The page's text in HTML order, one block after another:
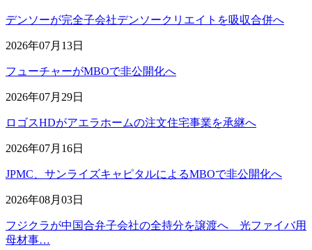
デンソーが完全子会社デンソークリエイトを吸収合併へ
2026年07月13日
フューチャーがMBOで非公開化へ
2026年07月29日
ロゴスHDがアエラホームの注文住宅事業を承継へ
2026年07月16日
JPMC、サンライズキャピタルによるMBOで非公開化へ
2026年08月03日
フジクラが中国合弁子会社の全持分を譲渡へ 光ファイバ用
母材事…